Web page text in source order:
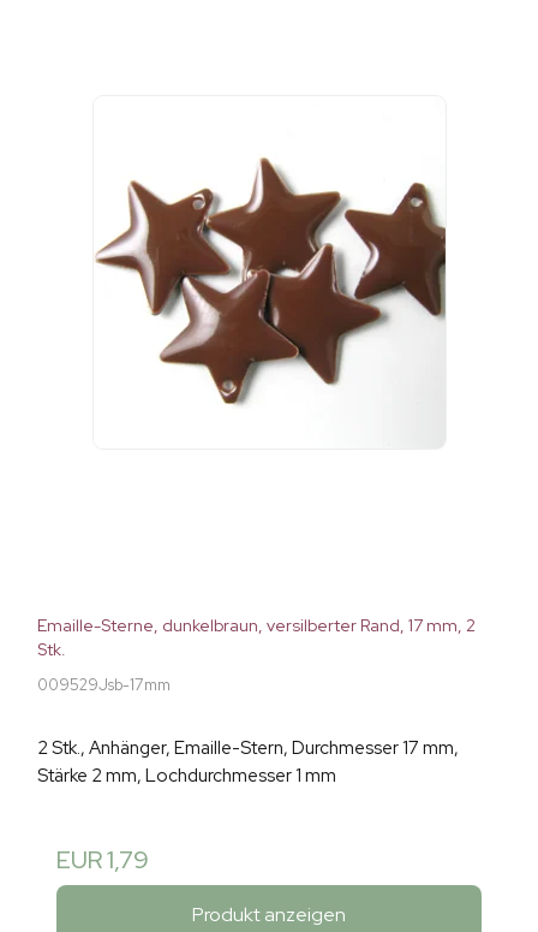
Emaille-Sterne, dunkelbraun, versilberter Rand, 17 mm, 2
Stk.
009529Jsb-17mm
2 Stk., Anhänger, Emaille-Stern, Durchmesser 17 mm,
Stärke 2 mm, Lochdurchmesser 1 mm
EUR 1,79
Produkt anzeigen